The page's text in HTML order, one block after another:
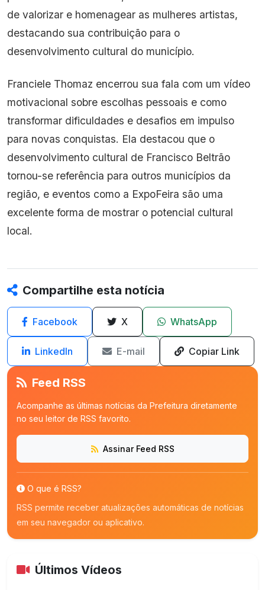
de valorizar e homenagear as mulheres artistas,
destacando sua contribuição para o
desenvolvimento cultural do município.
Franciele Thomaz encerrou sua fala com um vídeo
motivacional sobre escolhas pessoais e como
transformar dificuldades e desafios em impulso
para novas conquistas. Ela destacou que o
desenvolvimento cultural de Francisco Beltrão
tornou-se referência para outros municípios da
região, e eventos como a ExpoFeira são uma
excelente forma de mostrar o potencial cultural
local.
Compartilhe esta notícia
Facebook X WhatsApp
LinkedIn E-mail Copiar Link
Feed RSS
Acompanhe as últimas notícias da Prefeitura diretamente
no seu leitor de RSS favorito.
Assinar Feed RSS
O que é RSS?
RSS permite receber atualizações automáticas de notícias
em seu navegador ou aplicativo.
Últimos Vídeos